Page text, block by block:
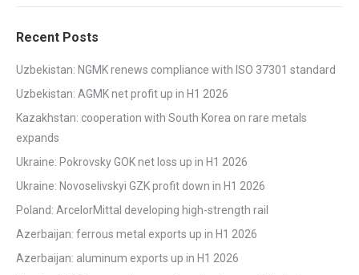
Recent Posts
Uzbekistan: NGMK renews compliance with ISO 37301 standard
Uzbekistan: AGMK net profit up in H1 2026
Kazakhstan: cooperation with South Korea on rare metals
expands
Ukraine: Pokrovsky GOK net loss up in H1 2026
Ukraine: Novoselivskyi GZK profit down in H1 2026
Poland: ArcelorMittal developing high-strength rail
Azerbaijan: ferrous metal exports up in H1 2026
Azerbaijan: aluminum exports up in H1 2026